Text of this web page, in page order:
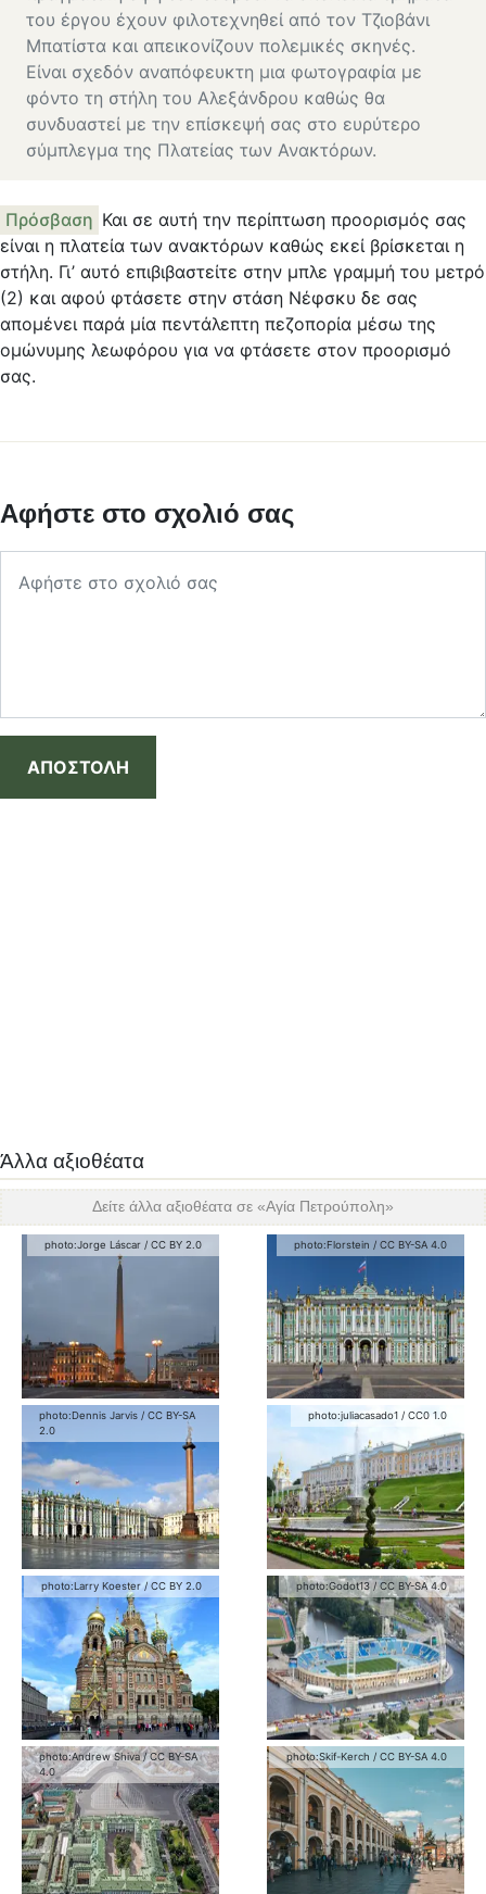
του έργου έχουν φιλοτεχνηθεί από τον Τζιοβάνι
Μπατίστα και απεικονίζουν πολεμικές σκηνές.
Είναι σχεδόν αναπόφευκτη μια φωτογραφία με
φόντο τη στήλη του Αλεξάνδρου καθώς θα
συνδυαστεί με την επίσκεψή σας στο ευρύτερο
σύμπλεγμα της Πλατείας των Ανακτόρων.
Πρόσβαση Και σε αυτή την περίπτωση προορισμός σας
είναι η πλατεία των ανακτόρων καθώς εκεί βρίσκεται η
στήλη. Γι’ αυτό επιβιβαστείτε στην μπλε γραμμή του μετρό
(2) και αφού φτάσετε στην στάση Νέφσκυ δε σας
απομένει παρά μία πεντάλεπτη πεζοπορία μέσω της
ομώνυμης λεωφόρου για να φτάσετε στον προορισμό
σας.
Αφήστε στο σχολιό σας
ΑΠΟΣΤΟΛΗ
Άλλα αξιοθέατα
Δείτε άλλα αξιοθέατα σε «Αγία Πετρούπολη»
photo:Jorge Láscar / CC BY 2.0 photo:Florstein / CC BY-SA 4.0
photo:Dennis Jarvis / CC BY-SA
2.0
photo:juliacasado1 / CC0 1.0
photo:Larry Koester / CC BY 2.0 photo:Godot13 / CC BY-SA 4.0
photo:Andrew Shiva /CC BY-SA
4.0
photo:Skif-Kerch / CC BY-SA 4.0